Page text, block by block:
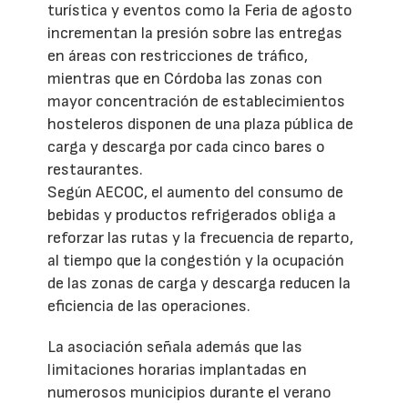
turística y eventos como la Feria de agosto
incrementan la presión sobre las entregas
en áreas con restricciones de tráfico,
mientras que en Córdoba las zonas con
mayor concentración de establecimientos
hosteleros disponen de una plaza pública de
carga y descarga por cada cinco bares o
restaurantes.
Según AECOC, el aumento del consumo de
bebidas y productos refrigerados obliga a
reforzar las rutas y la frecuencia de reparto,
al tiempo que la congestión y la ocupación
de las zonas de carga y descarga reducen la
eficiencia de las operaciones.
La asociación señala además que las
limitaciones horarias implantadas en
numerosos municipios durante el verano